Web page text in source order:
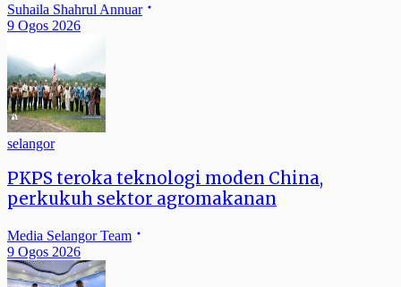
Suhaila Shahrul Annuar
9 Ogos 2026
selangor
PKPS teroka teknologi moden China,
perkukuh sektor agromakanan
Media Selangor Team
9 Ogos 2026